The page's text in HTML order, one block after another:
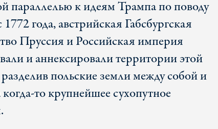
параллелью к идеям Трампа по поводу
года, австрийская Габсбургская
Пруссия и Российская империя
и аннексировали территории этой
польские земли между собой и
то крупнейшее сухопутное